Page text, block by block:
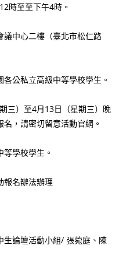
時至至下午4時。
議中心二樓（臺北市松仁路
公私立高級中等學校學生。
三）至4月13日（星期三）晚
，請密切留意活動官網。
學校學生。
報名辦法辦理
生論壇活動小組/ 張菀庭、陳